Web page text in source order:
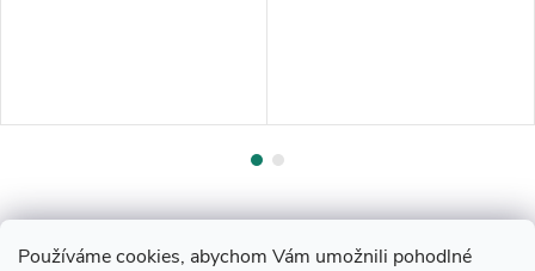
Používáme cookies, abychom Vám umožnili pohodlné